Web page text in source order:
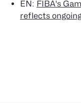
EN: FIBA's
reflects